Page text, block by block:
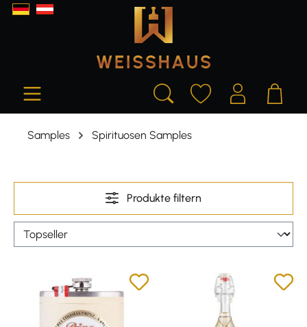
springen
Samples Spirituosen Samples
Produkte filtern